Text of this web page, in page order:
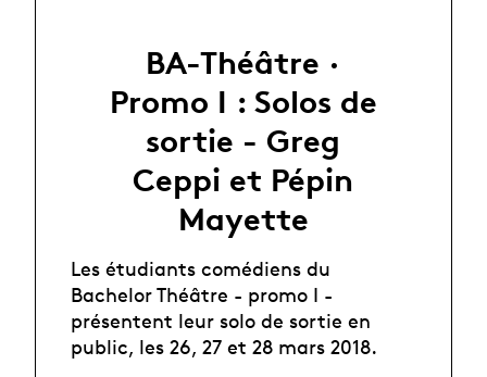
BA-Théâtre ·
Promo I : Solos de
sortie - Greg
Ceppi et Pépin
Mayette
Les étudiants comédiens du
Bachelor Théâtre - promo I -
présentent leur solo de sortie en
public, les 26, 27 et 28 mars 2018.